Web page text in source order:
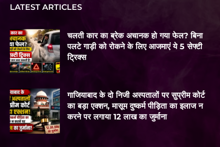
LATEST ARTICLES
चलती कार का ब्रेक अचानक हो गया फेल? बिना
पलटे गाड़ी को रोकने के लिए आजमाएं ये 5 सेफ्टी
ट्रिक्स
गाजियाबाद के दो निजी अस्पतालों पर सुप्रीम कोर्ट
का बड़ा एक्शन, मासूम दुष्कर्म पीड़िता का इलाज न
करने पर लगाया 12 लाख का जुर्माना